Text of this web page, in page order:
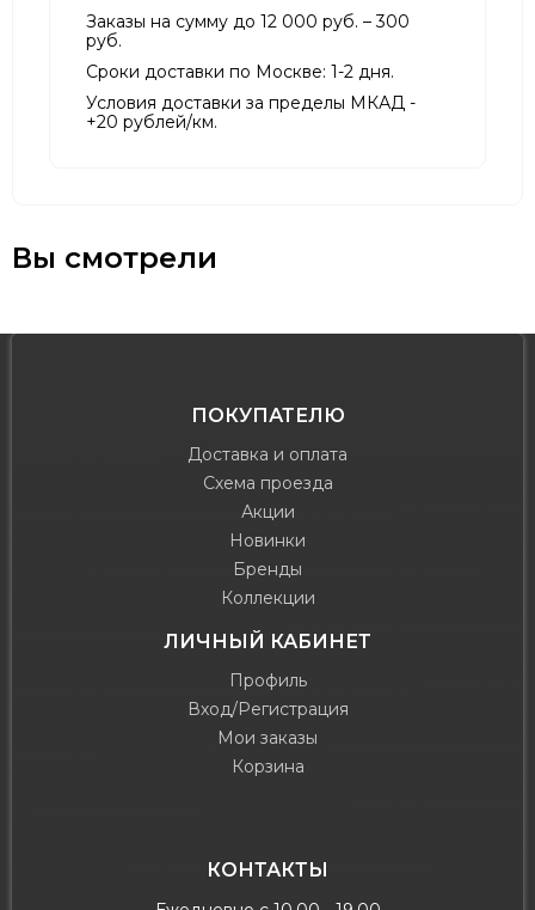
Заказы на сумму до 12 000 руб. – 300
руб.
Сроки доставки по Москве: 1-2 дня.
Условия доставки за пределы МКАД -
+20 рублей/км.
Вы смотрели
ПОКУПАТЕЛЮ
Доставка и оплата
Схема проезда
Акции
Новинки
Бренды
Коллекции
ЛИЧНЫЙ КАБИНЕТ
Профиль
Вход/Регистрация
Мои заказы
Корзина
КОНТАКТЫ